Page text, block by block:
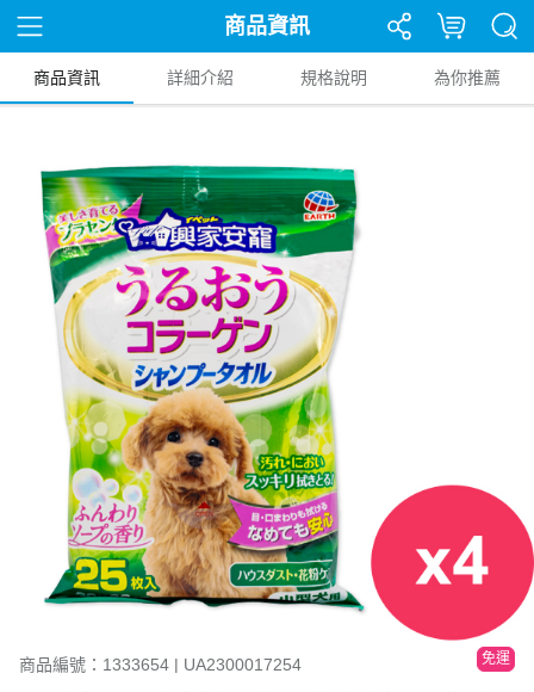
商品資訊
商品資訊 詳細介紹 規格說明 為你推薦
商品編號：1333654 | UA2300017254 免運